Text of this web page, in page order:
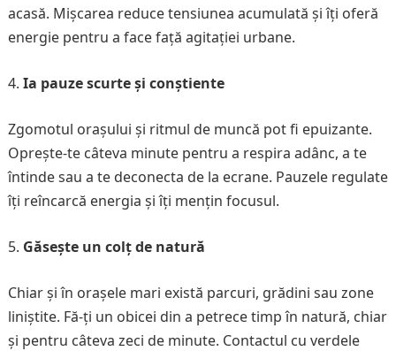
acasă. Mișcarea reduce tensiunea acumulată și îți oferă
energie pentru a face față agitației urbane.
Ia pauze scurte și conștiente
Zgomotul orașului și ritmul de muncă pot fi epuizante.
Oprește-te câteva minute pentru a respira adânc, a te
întinde sau a te deconecta de la ecrane. Pauzele regulate
îți reîncarcă energia și îți mențin focusul.
Găsește un colț de natură
Chiar și în orașele mari există parcuri, grădini sau zone
liniștite. Fă-ți un obicei din a petrece timp în natură, chiar
și pentru câteva zeci de minute. Contactul cu verdele